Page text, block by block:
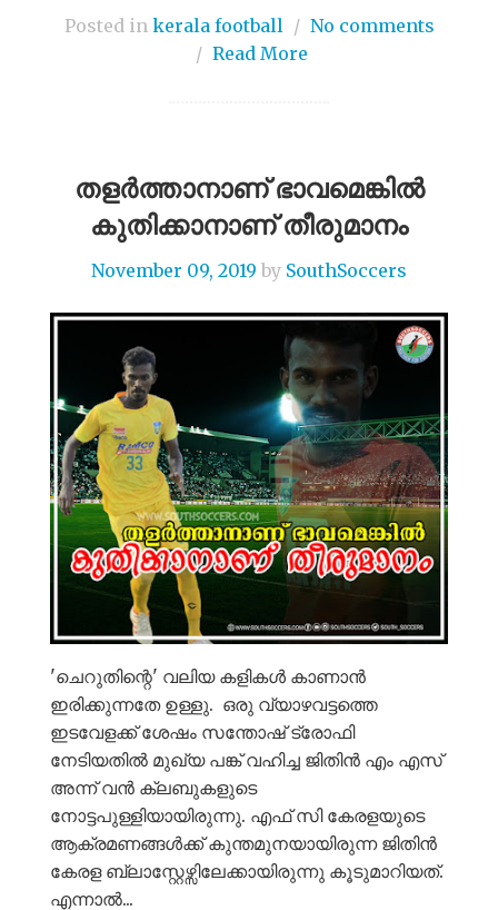
Posted in kerala football / No comments
/ Read More
തളർത്താനാണ് ഭാവമെങ്കിൽ
കുതിക്കാനാണ് തീരുമാനം
November 09, 2019 by SouthSoccers
'ചെറുതിന്റെ' വലിയ കളികൾ കാണാൻ
ഇരിക്കുന്നതേ ഉള്ളു. ഒരു വ്യാഴവട്ടത്തെ
ഇടവേളക്ക് ശേഷം സന്തോഷ്‌ ട്രോഫി
നേടിയതിൽ മുഖ്യ പങ്ക് വഹിച്ച ജിതിൻ എം എസ്
അന്ന് വൻ ക്ലബുകളുടെ
നോട്ടപുള്ളിയായിരുന്നു. എഫ് സി കേരളയുടെ
ആക്രമണങ്ങൾക്ക് കുന്തമുനയായിരുന്ന ജിതിൻ
കേരള ബ്ലാസ്റ്റേഴ്സിലേക്കായിരുന്നു കൂടുമാറിയത്.
എന്നാൽ...